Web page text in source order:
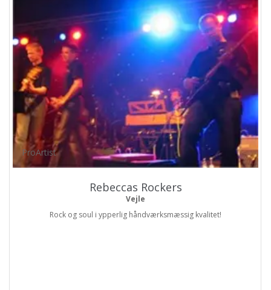
ProArtist
Rebeccas Rockers
Vejle
Rock og soul i ypperlig håndværksmæssig kvalitet!